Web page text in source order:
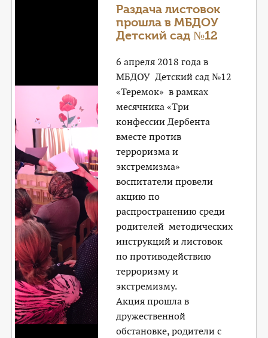
Раздача листовок
прошла в МБДОУ
Детский сад №12
6 апреля 2018 года в
МБДОУ Детский сад №12
«Теремок» в рамках
месячника «Три
конфессии Дербента
вместе против
терроризма и
экстремизма»
воспитатели провели
акцию по
распространению среди
родителей методических
инструкций и листовок
по противодействию
терроризму и
экстремизму.
Акция прошла в
дружественной
обстановке, родители с